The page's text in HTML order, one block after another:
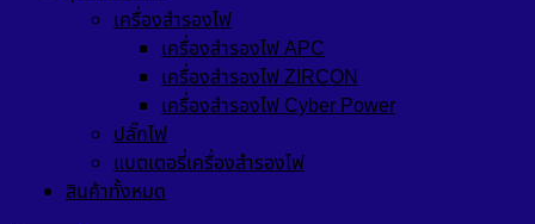
เครื่องสำรองไฟ
เครื่องสำรองไฟ APC
เครื่องสำรองไฟ ZIRCON
เครื่องสำรองไฟ Cyber Power
ปลั๊กไฟ
แบตเตอรี่เครื่องสำรองไฟ
สินค้าทั้งหมด